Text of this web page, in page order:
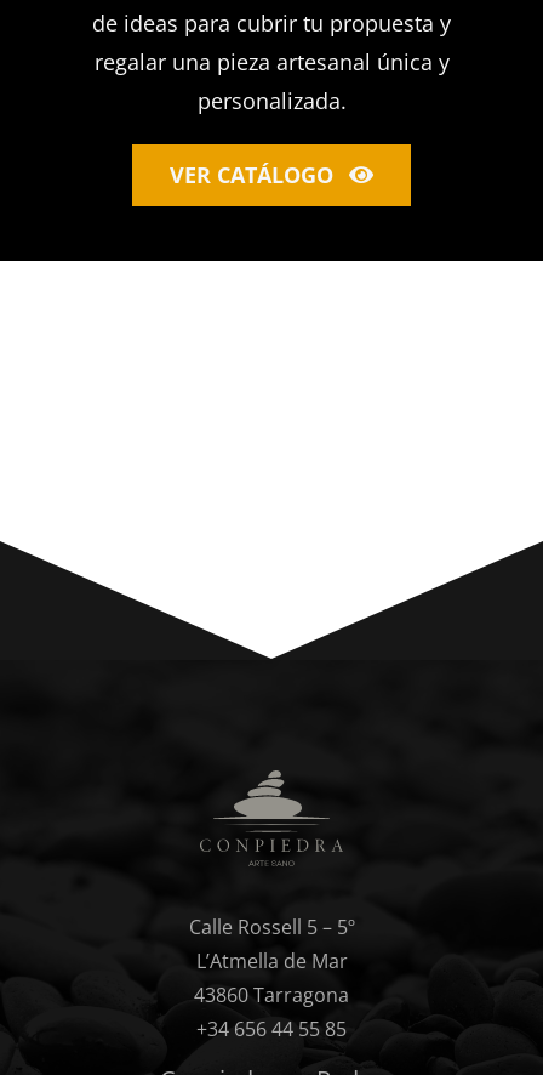
de ideas para cubrir tu propuesta y
regalar una pieza artesanal única y
personalizada.
VER CATÁLOGO
Calle Rossell 5 – 5º
L’Atmella de Mar
43860 Tarragona
+34 656 44 55 85